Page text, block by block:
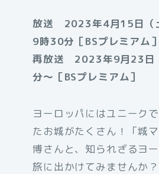
放送 2023年4月15日（
9時30分［BSプレミアム］
再放送 2023年9月23日
分〜［BSプレミアム］
ヨーロッパにはユニーク
たお城がたくさん！「城
博さんと、知られざるヨ
旅に出かけてみませんか？